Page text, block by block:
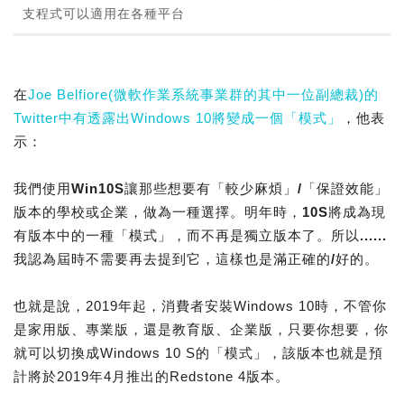
支程式可以適用在各種平台
在Joe Belfiore(微軟作業系統事業群的其中一位副總裁)的
Twitter中有透露出Windows 10將變成一個「模式」
，他表
示：
我們使用Win10S讓那些想要有「較少麻煩」/「保證效能」
版本的學校或企業，做為一種選擇。明年時，10S將成為現
有版本中的一種「模式」，而不再是獨立版本了。所以......
我認為屆時不需要再去提到它，這樣也是滿正確的/好的。
也就是說，2019年起，消費者安裝Windows 10時，不管你
是家用版、專業版，還是教育版、企業版，只要你想要，你
就可以切換成Windows 10 S的「模式」，該版本也就是預
計將於2019年4月推出的Redstone 4版本。